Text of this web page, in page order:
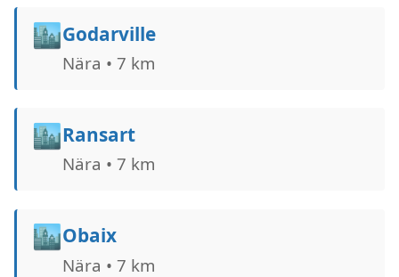
🏙️Godarville
Nära • 7 km
🏙️Ransart
Nära • 7 km
🏙️Obaix
Nära • 7 km